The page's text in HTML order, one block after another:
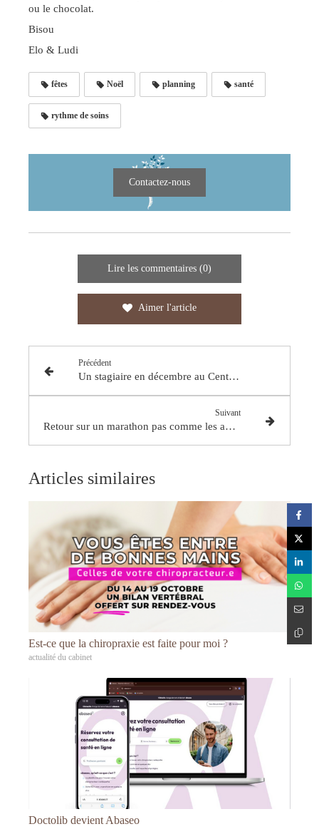
ou le chocolat.
Bisou
Elo & Ludi
fêtes Noël planning santé
rythme de soins
Contactez-nous
Lire les commentaires (0)
Aimer l'article
Précédent
Un stagiaire en décembre au Centre Elochiro !
Suivant
Retour sur un marathon pas comme les autres...
Articles similaires
Est-ce que la chiropraxie est faite pour moi ?
actualité du cabinet
Doctolib devient Abaseo